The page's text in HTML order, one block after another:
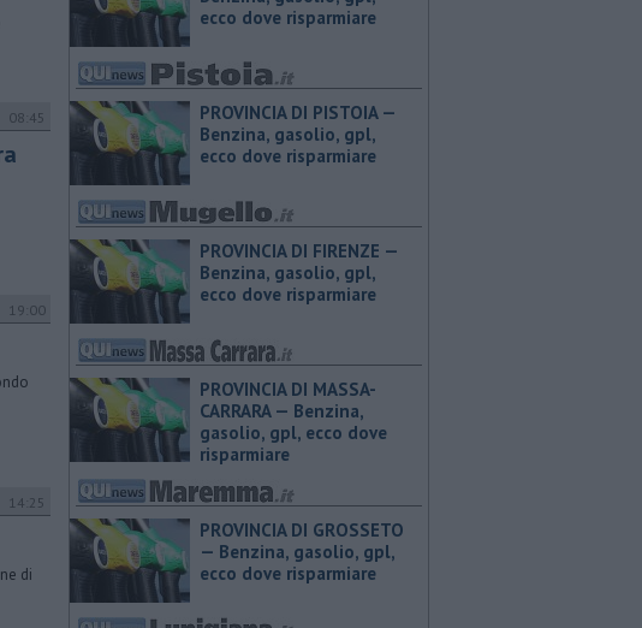
08:45
19:00
14:25
di
ecco dove risparmiare
PROVINCIA DI PISTOIA — ​
Benzina, gasolio, gpl,
ecco dove risparmiare
PROVINCIA DI FIRENZE — ​
Benzina, gasolio, gpl,
ecco dove risparmiare
PROVINCIA DI MASSA-
CARRARA — ​Benzina,
gasolio, gpl, ecco dove
risparmiare
PROVINCIA DI GROSSETO
— ​Benzina, gasolio, gpl,
ecco dove risparmiare